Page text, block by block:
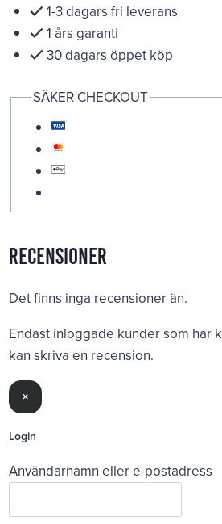
1-3 dagars fri leverans
1 års garanti
30 dagars öppet köp
SÄKER CHECKOUT
Recensioner
Det finns inga recensioner än.
Endast inloggade kunder som har
kan skriva en recension.
×
Login
Användarnamn eller e-postadress